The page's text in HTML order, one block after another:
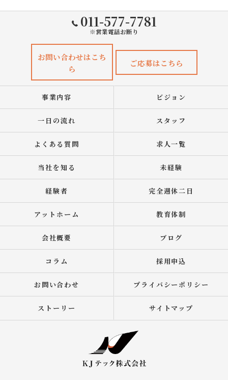
011-577-7781
※営業電話お断り
お問い合わせはこち
ら
ご応募はこちら
事業内容 ビジョン
一日の流れ スタッフ
よくある質問 求人一覧
当社を知る 未経験
経験者 完全週休二日
アットホーム 教育体制
会社概要 ブログ
コラム 採用申込
お問い合わせ プライバシーポリシー
ストーリー サイトマップ